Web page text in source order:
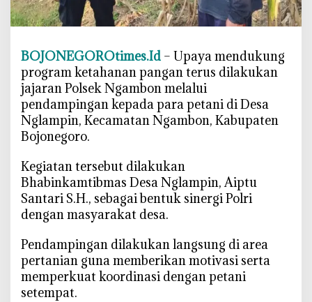
m
b
n
B
o
j
g
o
r
o
T
r
u
n
BOJONEGOROtimes.Id – Upaya mendukung
program ketahanan pangan terus dilakukan
jajaran Polsek Ngambon melalui
pendampingan kepada para petani di Desa
Nglampin, Kecamatan Ngambon, Kabupaten
Bojonegoro.
‎Kegiatan tersebut dilakukan
Bhabinkamtibmas Desa Nglampin, Aiptu
Santari S.H., sebagai bentuk sinergi Polri
dengan masyarakat desa.
‎Pendampingan dilakukan langsung di area
pertanian guna memberikan motivasi serta
memperkuat koordinasi dengan petani
setempat.